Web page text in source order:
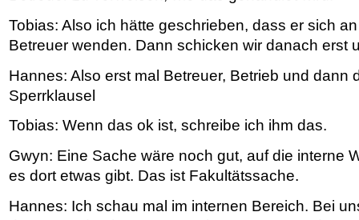
Tobias: Also ich hätte geschrieben, dass er sich
Betreuer wenden. Dann schicken wir danach erst
Hannes: Also erst mal Betreuer, Betrieb und dann
Sperrklausel
Tobias: Wenn das ok ist, schreibe ich ihm das.
Gwyn: Eine Sache wäre noch gut, auf die interne
es dort etwas gibt. Das ist Fakultätssache.
Hannes: Ich schau mal im internen Bereich. Bei